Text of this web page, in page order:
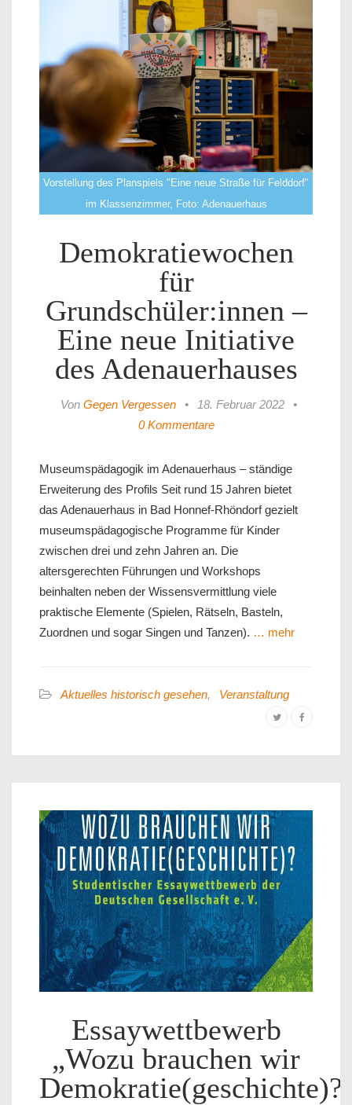
Vorstellung des Planspiels "Eine neue Straße für Felddorf"
im Klassenzimmer, Foto: Adenauerhaus
Demokratiewochen
für
Grundschüler:innen –
Eine neue Initiative
des Adenauerhauses
Von Gegen Vergessen • 18. Februar 2022
•
0 Kommentare
Museumspädagogik im Adenauerhaus – ständige
Erweiterung des Profils Seit rund 15 Jahren bietet
das Adenauerhaus in Bad Honnef-Rhöndorf gezielt
museumspädagogische Programme für Kinder
zwischen drei und zehn Jahren an. Die
altersgerechten Führungen und Workshops
beinhalten neben der Wissensvermittlung viele
praktische Elemente (Spielen, Rätseln, Basteln,
Zuordnen und sogar Singen und Tanzen). … mehr
Aktuelles historisch gesehen, Veranstaltung
Essaywettbewerb
„Wozu brauchen wir